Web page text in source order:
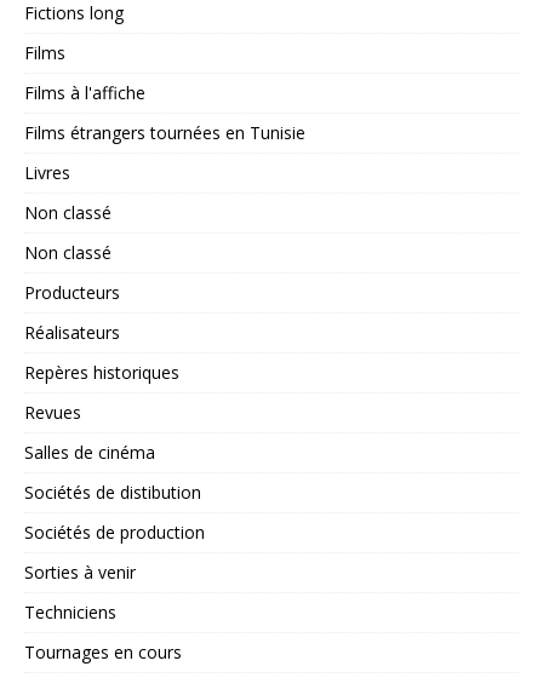
Fictions long
Films
Films à l'affiche
Films étrangers tournées en Tunisie
Livres
Non classé
Non classé
Producteurs
Réalisateurs
Repères historiques
Revues
Salles de cinéma
Sociétés de distibution
Sociétés de production
Sorties à venir
Techniciens
Tournages en cours